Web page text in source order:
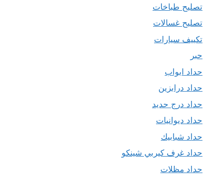
تصليح طباخات
تصليح غسالات
تكييف سيارات
حبر
حداد ابواب
حداد درابزين
حداد درج حديد
حداد ديوانيات
حداد شبابيك
حداد غرف كيربي شينكو
حداد مظلات